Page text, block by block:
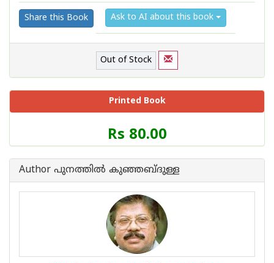
Share this Book Ask to AI about this book
Out of Stock
Printed Book
Price
of
Book
Rs 80.00
Author പുനത്തില്‍ കുഞ്ഞബ്ദുള്ള